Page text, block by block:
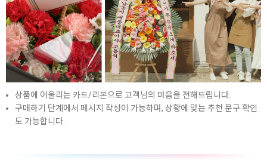
상품에 어울리는 카드/리본으로 고객님의 마음을 전해드립니다.
구매하기 단계에서 메시지 작성이 가능하며, 상황에 맞는 추천 문구 확인
도 가능합니다.